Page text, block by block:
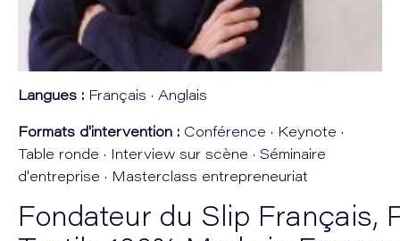
Langues : Français · Anglais
Formats d'intervention : Conférence · Keynote ·
Table ronde · Interview sur scène · Séminaire
d'entreprise · Masterclass entrepreneuriat
Fondateur du Slip Français,